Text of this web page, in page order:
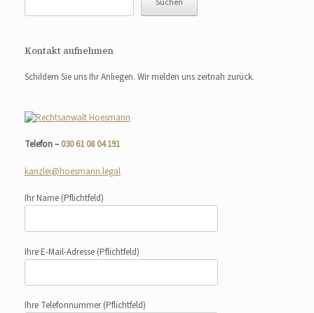
Suchen
Kontakt aufnehmen
Schildern Sie uns Ihr Anliegen. Wir melden uns zeitnah zurück.
Telefon –030 61 08 04 191
kanzlei@hoesmann.legal
Ihr Name (Pflichtfeld)
Ihre E-Mail-Adresse (Pflichtfeld)
Ihre Telefonnummer(Pflichtfeld)